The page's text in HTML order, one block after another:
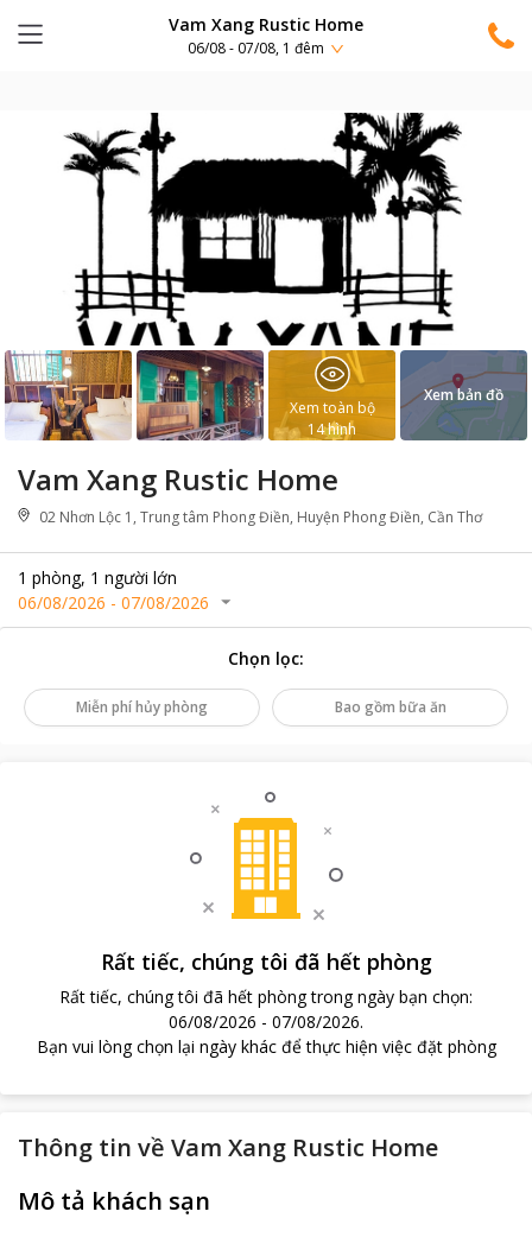
Vam Xang Rustic Home
06/08 - 07/08, 1 đêm
Vam Xang Rustic Home
02 Nhơn Lộc 1, Trung tâm Phong Điền, Huyện Phong Điền, Cần Thơ
1 phòng, 1 người lớn
06/08/2026 - 07/08/2026
Xem toàn bộ
14hình
Xem bản đồ
Chọn lọc:
Miễn phí hủy phòng Bao gồm bữa ăn
Rất tiếc, chúng tôi đã hết phòng
Rất tiếc, chúng tôi đã hết phòng trong ngày bạn chọn:
06/08/2026 - 07/08/2026.
Bạn vui lòng chọn lại ngày khác để thực hiện việc đặt phòng
Thông tin về Vam Xang Rustic Home
Mô tả khách sạn